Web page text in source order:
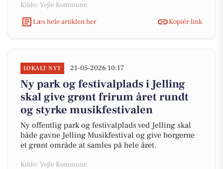
Kilde: Vejle Kommune
Læs hele artiklen her
Kopiér link
LOKALT NYT 21-05-2026 10:17
Ny park og festivalplads i Jelling
skal give grønt frirum året rundt
og styrke musikfestivalen
Ny offentlig park og festivalplads ved Jelling skal
både gavne Jelling Musikfestival og give borgerne
et grønt område at samles på hele året.
Kilde: Vejle Kommune